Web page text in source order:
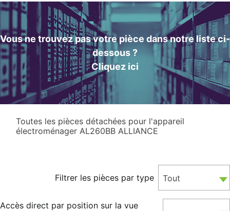
Vous ne trouvez pas votre pièce dans notre liste ci-
dessous ?
Cliquez ici
Toutes les pièces détachées pour l'appareil
électroménager AL260BB ALLIANCE
Filtrer les pièces par type Tout
Accès direct par position sur la vue